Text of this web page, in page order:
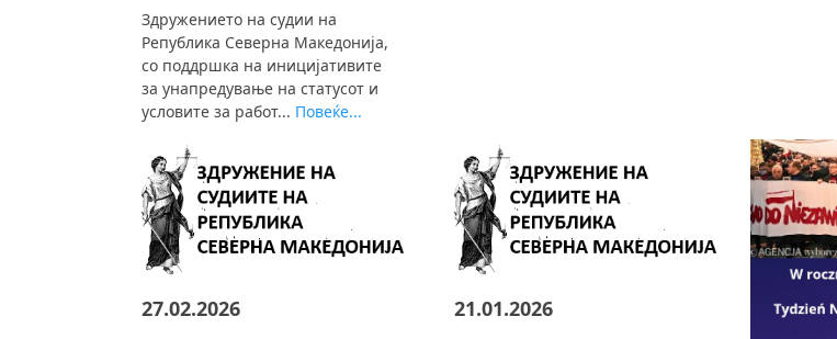
Здружението на судии на
Република Северна Македонија,
со поддршка на иницијативите
за унапредување на статусот и
условите за работ... Повеќе...
27.02.2026
21.01.2026